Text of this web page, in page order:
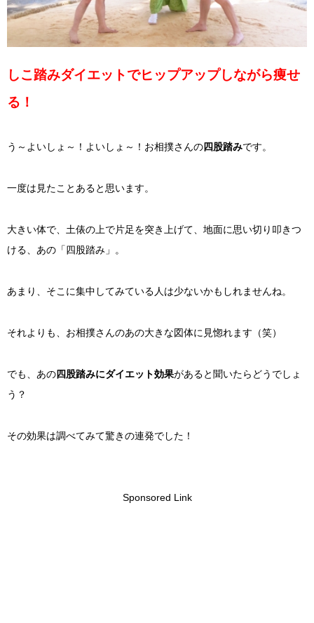
しこ踏みダイエットでヒップアップしながら痩せ
る！
う～よいしょ～！よいしょ～！お相撲さんの四股踏みです。
一度は見たことあると思います。
大きい体で、土俵の上で片足を突き上げて、地面に思い切り叩きつ
ける、あの「四股踏み」。
あまり、そこに集中してみている人は少ないかもしれませんね。
それよりも、お相撲さんのあの大きな図体に見惚れます（笑）
でも、あの四股踏みにダイエット効果があると聞いたらどうでしょ
う？
その効果は調べてみて驚きの連発でした！
Sponsored Link